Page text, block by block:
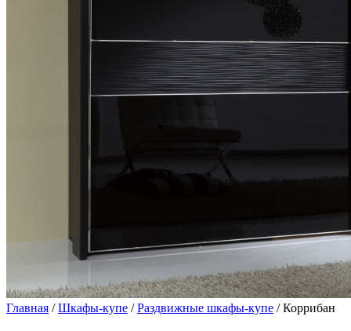
Главная /Шкафы-купе /Раздвижные шкафы-купе / Коррибан